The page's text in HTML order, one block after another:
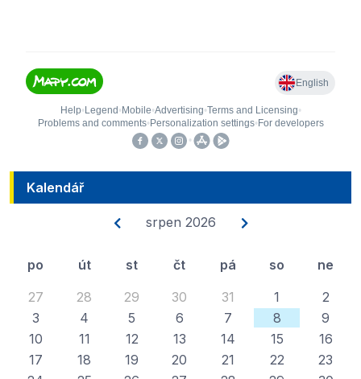
Kalendář
srpen 2026
po út st čt pá so
ne
27
28 29 30 31 1
2
3
4 5 6 7 8
9
10
11 12 13 14 15
16
17
18 19 20 21 22
23